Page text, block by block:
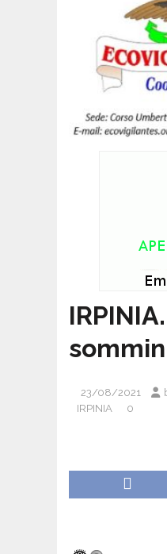
23/08/2021
IRPINIA
0